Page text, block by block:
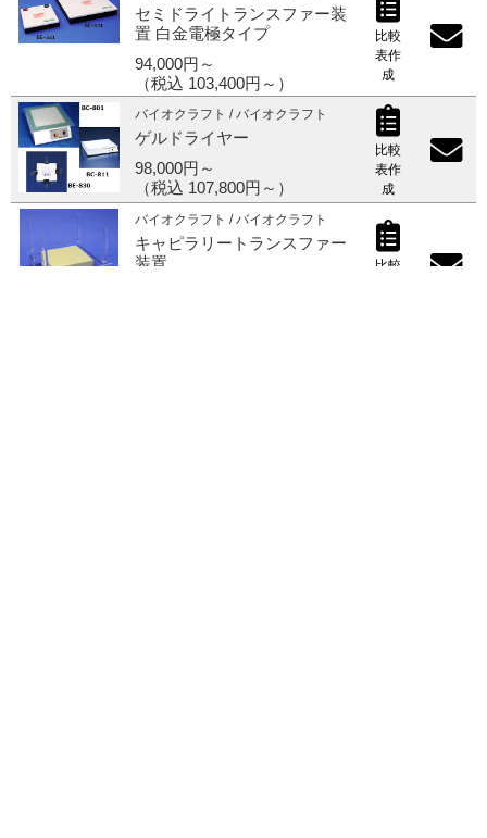
セミドライトランスファー装
置 白金電極タイプ
94,000円～
（税込 103,400円～）
比較
表作
成
バイオクラフト / バイオクラフト
ゲルドライヤー
98,000円～
（税込 107,800円～）
比較
表作
成
バイオクラフト / バイオクラフト
キャピラリートランスファー
装置
比較